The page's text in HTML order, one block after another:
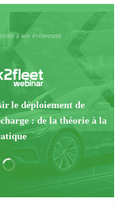
à son événement
le déploiement de
: de la théorie à la